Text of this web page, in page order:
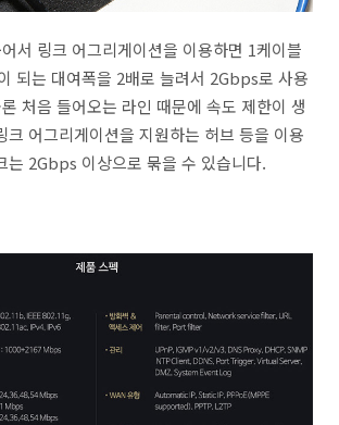
서 링크 어그리게이션을 이용하면 1케이블
되는 대여폭을 2배로 늘려서 2Gbps로 사용
처음 들어오는 라인 때문에 속도 제한이 생
크 어그리게이션을 지원하는 허브 등을 이용
는 2Gbps 이상으로 묶을 수 있습니다.